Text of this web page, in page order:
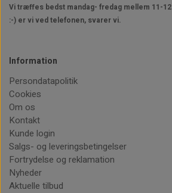
Vi træffes bedst mandag- fredag mellem 11-12
:-) er vi ved telefonen, svarer vi.
Information
Persondatapolitik
Cookies
Om os
Kontakt
Kunde login
Salgs- og leveringsbetingelser
Fortrydelse og reklamation
Nyheder
Aktuelle tilbud